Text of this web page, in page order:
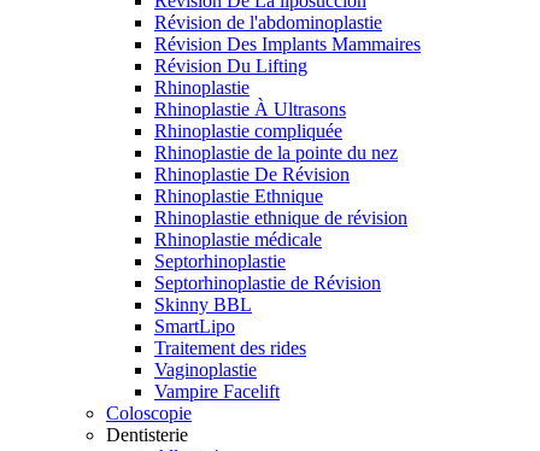
Révision de l'abdominoplastie
Révision Des Implants Mammaires
Révision Du Lifting
Rhinoplastie
Rhinoplastie À Ultrasons
Rhinoplastie compliquée
Rhinoplastie de la pointe du nez
Rhinoplastie De Révision
Rhinoplastie Ethnique
Rhinoplastie ethnique de révision
Rhinoplastie médicale
Septorhinoplastie
Septorhinoplastie de Révision
Skinny BBL
SmartLipo
Traitement des rides
Vaginoplastie
Vampire Facelift
Coloscopie
Dentisterie